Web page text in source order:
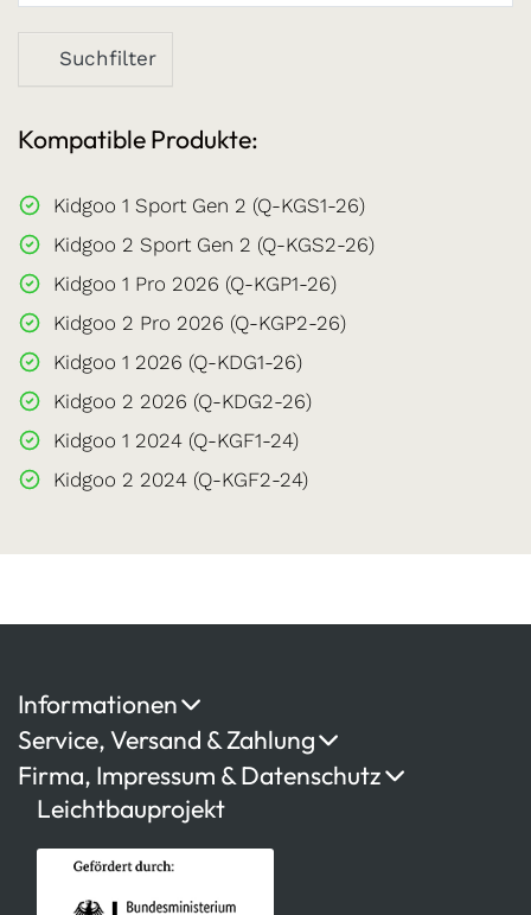
Suchfilter
Kompatible Produkte:
Kidgoo 1 Sport Gen 2 (Q-KGS1-26)
Kidgoo 2 Sport Gen 2 (Q-KGS2-26)
Kidgoo 1 Pro 2026 (Q-KGP1-26)
Kidgoo 2 Pro 2026 (Q-KGP2-26)
Kidgoo 1 2026 (Q-KDG1-26)
Kidgoo 2 2026 (Q-KDG2-26)
Kidgoo 1 2024 (Q-KGF1-24)
Kidgoo 2 2024 (Q-KGF2-24)
Informationen
Service, Versand & Zahlung
Firma, Impressum & Datenschutz
Leichtbauprojekt